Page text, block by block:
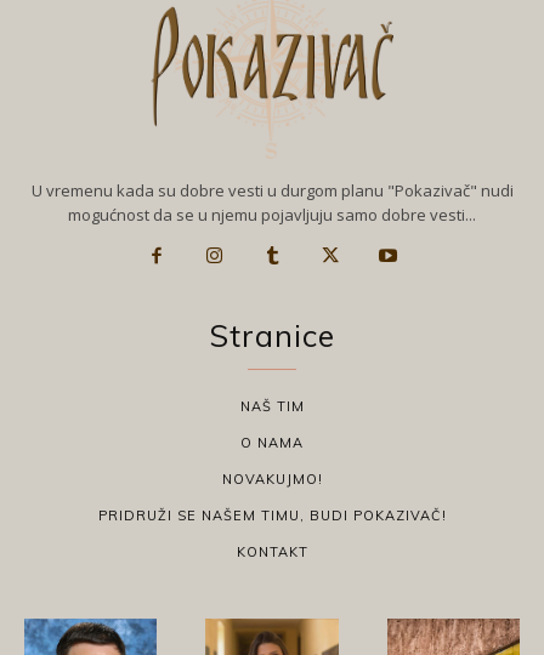
U vremenu kada su dobre vesti u durgom planu "Pokazivač" nudi
mogućnost da se u njemu pojavljuju samo dobre vesti...
Stranice
NAŠ TIM
O NAMA
NOVAKUJMO!
PRIDRUŽI SE NAŠEM TIMU, BUDI POKAZIVAČ!
KONTAKT